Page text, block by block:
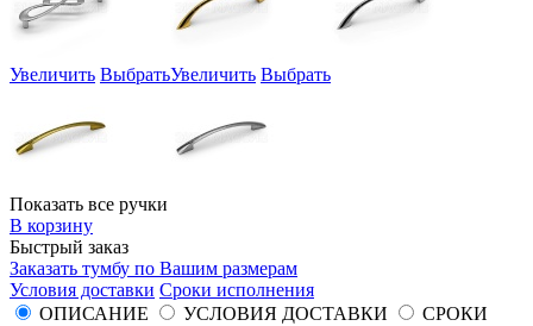
Увеличить ВыбратьУвеличить Выбрать
Показать все ручки
В корзину
Быстрый заказ
Заказать тумбу по Вашим размерам
Условия доставки Сроки исполнения
ОПИСАНИЕ
УСЛОВИЯ ДОСТАВКИ
СРОКИ